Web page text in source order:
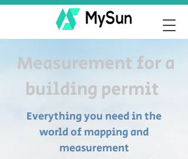
Measurement for a
building permit
Everything you need in the
world of mapping and
measurement